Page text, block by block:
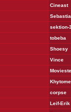
Cineast
sektion-
tobeba
Shoesy
Vince
corpse
Leif-Erik